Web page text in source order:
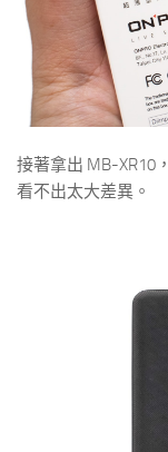
接著拿出 MB-XR10
看不出太大差異。